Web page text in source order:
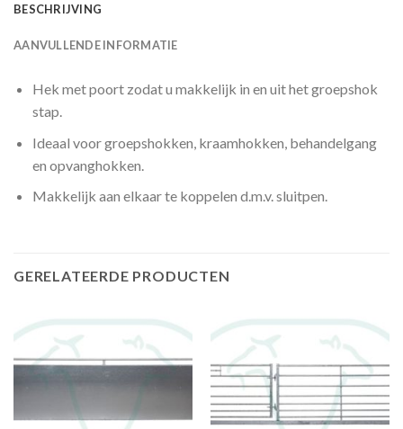
BESCHRIJVING
AANVULLENDE INFORMATIE
Hek met poort zodat u makkelijk in en uit het groepshok
stap.
Ideaal voor groepshokken, kraamhokken, behandelgang
en opvanghokken.
Makkelijk aan elkaar te koppelen d.m.v. sluitpen.
GERELATEERDE PRODUCTEN